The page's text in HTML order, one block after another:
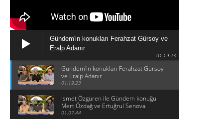
Gündem'in konukları Ferahzat Gürsoy ve
Eralp Adanır
01:19:23
Gündem'in konukları Ferahzat Gürsoy
ve Eralp Adanır
01:19:23
İsmet Özgüren ile Gündem konuğu
Mert Özdağ ve Ertuğrul Senova
01:07:44